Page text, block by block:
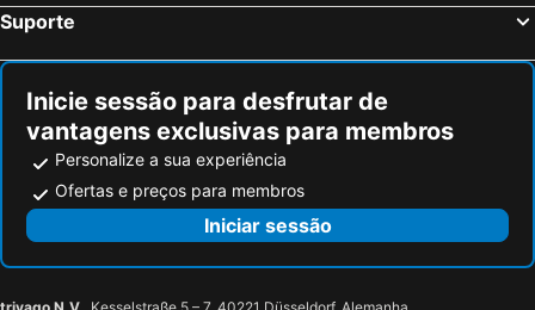
Suporte
Inicie sessão para desfrutar de
vantagens exclusivas para membros
Personalize a sua experiência
Ofertas e preços para membros
Iniciar sessão